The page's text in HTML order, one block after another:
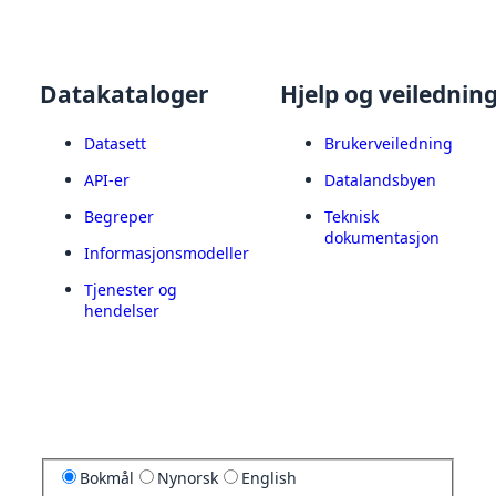
Datakataloger
Datasett
API-er
Begreper
Informasjonsmodeller
Tjenester og
hendelser
Hjelp og
Brukerveiledning
Datalandsbyen
Teknisk
dokumentasjon
Bokmål Nynorsk English